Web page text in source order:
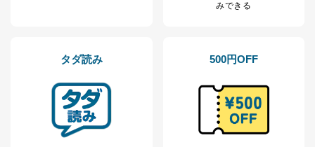
国の機関もしくは地方公共団体またはその委託を受け
する必要がある場合であって、本人の同意を得ること
により当該事務の遂行に支障を及ぼすおそれがあると
き。
上記２．の利用目的を実施するために守秘義務を結ん
だ企業に、業務の一部として個人情報の取扱いを委
みできる
タダ読み 500円OFF